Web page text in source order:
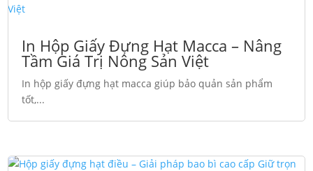
In Hộp Giấy Đựng Hạt Macca – Nâng
Tầm Giá Trị Nông Sản Việt
In hộp giấy đựng hạt macca giúp bảo quản sản phẩm
tốt,...